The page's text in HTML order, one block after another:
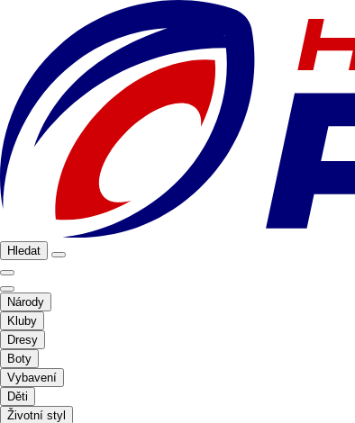
Hledat
Národy
Kluby
Dresy
Boty
Vybavení
Děti
Životní styl